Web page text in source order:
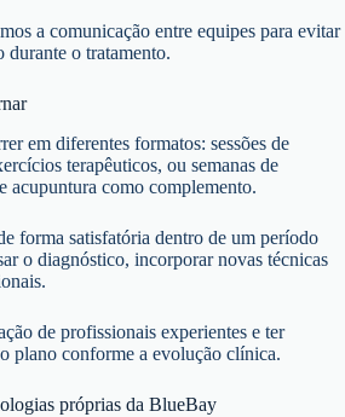
a comunicação entre equipes para evitar
durante o tratamento.
em diferentes formatos: sessões de
terapêuticos, ou semanas de
acupuntura como complemento.
forma satisfatória dentro de um período
o diagnóstico, incorporar novas técnicas
de profissionais experientes e ter
plano conforme a evolução clínica.
próprias da BlueBay